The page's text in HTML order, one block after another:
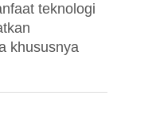
teknologi
khususnya